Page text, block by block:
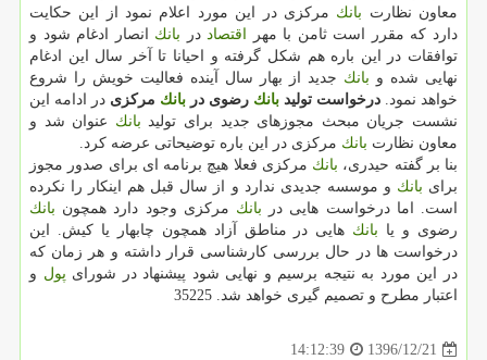
معاون نظارت بانك مركزی در این مورد اعلام نمود از این حكایت
دارد كه مقرر است ثامن با مهر اقتصاد در بانك انصار ادغام شود و
توافقات در این باره هم شكل گرفته و احیانا تا آخر سال این ادغام
نهایی شده و بانك جدید از بهار سال آینده فعالیت خویش را شروع
خواهد نمود. درخواست تولید بانك رضوی در بانك مركزی در ادامه این
نشست جریان مبحث مجوزهای جدید برای تولید بانك عنوان شد و
معاون نظارت بانك مركزی در این باره توضیحاتی عرضه كرد.
بنا بر گفته حیدری، بانك مركزی فعلا هیچ برنامه ای برای صدور مجوز
برای بانك و موسسه جدیدی ندارد و از سال قبل هم اینكار را نكرده
است. اما درخواست هایی در بانك مركزی وجود دارد همچون بانك
رضوی و یا بانك هایی در مناطق آزاد همچون چابهار یا كیش. این
درخواست ها در حال بررسی كارشناسی قرار داشته و هر زمان كه
در این مورد به نتیجه برسیم و نهایی شود پیشنهاد در شورای پول و
اعتبار مطرح و تصمیم گیری خواهد شد. 35225
1396/12/21
14:12:39